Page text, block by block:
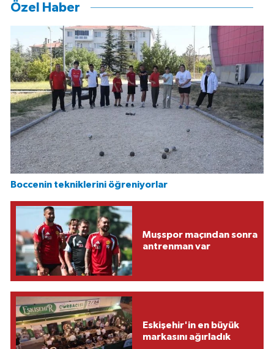
Özel Haber
Boccenin tekniklerini öğreniyorlar
Muşspor maçından sonra
antrenman var
Eskişehir'in en büyük
markasını ağırladık